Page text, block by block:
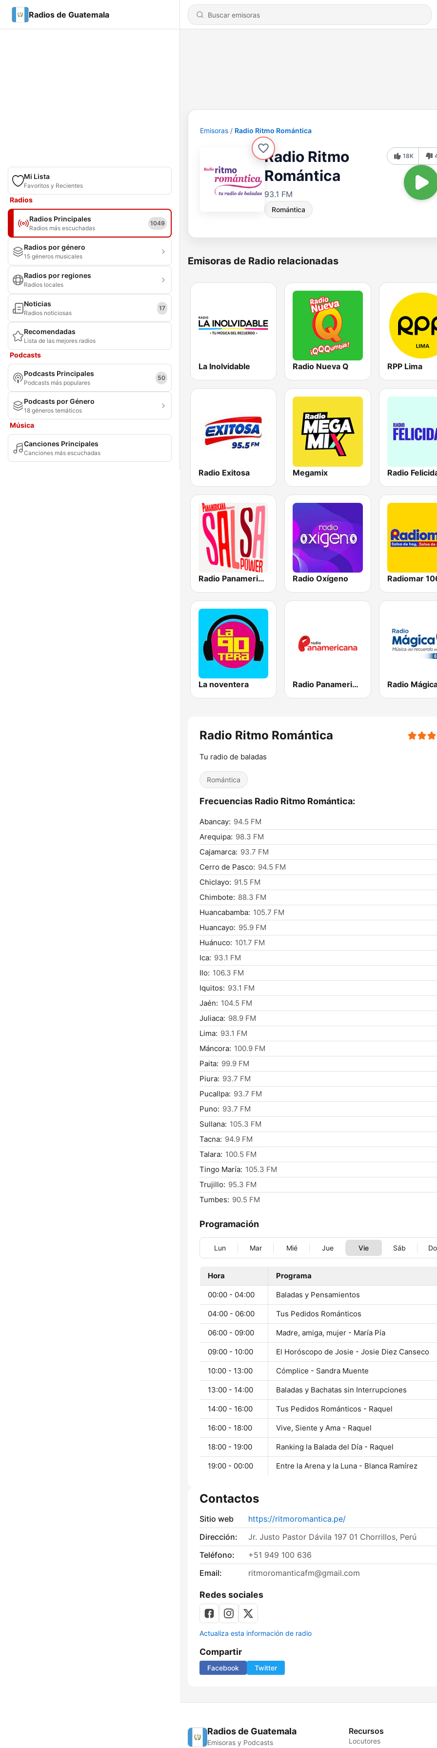
Radios de Guatemala
Mi Lista
Favoritos y Recientes
Radios
Radios Principales
Radios más escuchadas
1049
Radios por género
15 géneros musicales
Radios por regiones
Radios locales
Noticias
Radios noticiosas
17
Recomendadas
Lista de las mejores radios
Podcasts
Podcasts Principales
Podcasts más populares
50
Podcasts por Género
18 géneros temáticos
Música
Canciones Principales
Canciones más escuchadas
Emisoras Radio Ritmo Romántica
Radio Ritmo
Romántica
93.1 FM
Romántica
18K
Emisoras de Radio relacionadas
La Inolvidable Radio Nueva Q RPP Lima
Radio Exitosa Megamix Radio
Radio Panamericana - Salsa Power Radio Oxígeno
La noventera Radio Panamericana
Radio Ritmo Romántica
Tu radio de baladas
Romántica
Frecuencias Radio Ritmo Romántica:
Abancay: 94.5 FM
Arequipa: 98.3 FM
Cajamarca: 93.7 FM
Cerro de Pasco: 94.5 FM
Chiclayo: 91.5 FM
Chimbote: 88.3 FM
Huancabamba: 105.7 FM
Huancayo: 95.9 FM
Huánuco: 101.7 FM
Ica: 93.1 FM
Ilo: 106.3 FM
Iquitos: 93.1 FM
Jaén: 104.5 FM
Juliaca: 98.9 FM
Lima: 93.1 FM
Máncora: 100.9 FM
Paita: 99.9 FM
Piura: 93.7 FM
Pucallpa: 93.7 FM
Puno: 93.7 FM
Sullana: 105.3 FM
Tacna: 94.9 FM
Talara: 100.5 FM
Tingo María: 105.3 FM
Trujillo: 95.3 FM
Tumbes: 90.5 FM
Programación
Lun Mar Mié Jue Vie Sáb
Hora Programa
00:00 - 04:00 Baladas y Pensamientos
04:00 - 06:00 Tus Pedidos Románticos
06:00 - 09:00 Madre, amiga, mujer - María Pía
09:00 - 10:00 El Horóscopo de Josie - Josie Diez Canseco
10:00 - 13:00 Cómplice - Sandra Muente
13:00 - 14:00 Baladas y Bachatas sin Interrupciones
14:00 - 16:00 Tus Pedidos Románticos - Raquel
16:00 - 18:00 Vive, Siente y Ama - Raquel
18:00 - 19:00 Ranking la Balada del Día - Raquel
19:00 - 00:00 Entre la Arena y la Luna - Blanca Ramírez
Contactos
Sitio web
https://ritmoromantica.pe/
Dirección:
Jr. Justo Pastor Dávila 197 01 Chorrillos, Perú
Teléfono:
+51 949 100 636
Email:
ritmoromanticafm@gmail.com
Redes sociales
Actualiza esta información de radio
Compartir
Facebook Twitter
Radios de Guatemala
Emisoras y Podcasts
Recursos
Locutores